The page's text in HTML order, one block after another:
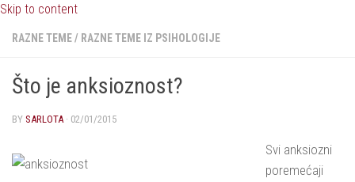
Skip to content
RAZNE TEME/ RAZNE TEME IZ PSIHOLOGIJE
Što je anksioznost?
BY SARLOTA · 02/01/2015
Svi anksiozni
poremećaji